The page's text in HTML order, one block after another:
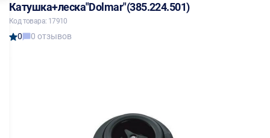
Катушка+леска"Dolmar"(385.224.501)
Код товара: 17910
0 0 отзывов